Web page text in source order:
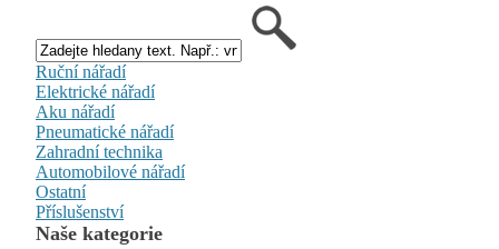
Ruční nářadí
Elektrické nářadí
Aku nářadí
Pneumatické nářadí
Zahradní technika
Automobilové nářadí
Ostatní
Příslušenství
Naše kategorie